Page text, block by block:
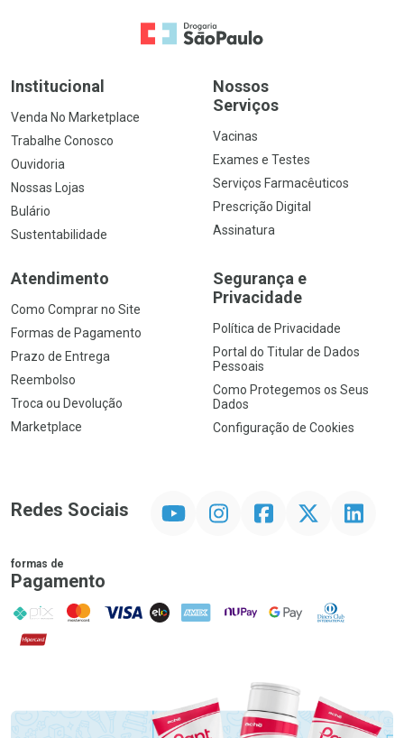
Ir para a Home
Institucional
Venda No Marketplace
Trabalhe Conosco
Ouvidoria
Nossas Lojas
Bulário
Sustentabilidade
Nossos
Serviços
Vacinas
Exames e Testes
Serviços Farmacêuticos
Prescrição Digital
Assinatura
Atendimento
Como Comprar no Site
Formas de Pagamento
Prazo de Entrega
Reembolso
Troca ou Devolução
Marketplace
Segurança e
Privacidade
Política de Privacidade
Portal do Titular de Dados
Pessoais
Como Protegemos os Seus
Dados
Configuração de Cookies
Redes Sociais InstagramFacebookTwitter Linkedin
formas de
Pagamento
PIX MasterCard
VISA ELO AMEX NuPay Google PayDiners Club
Hipercard